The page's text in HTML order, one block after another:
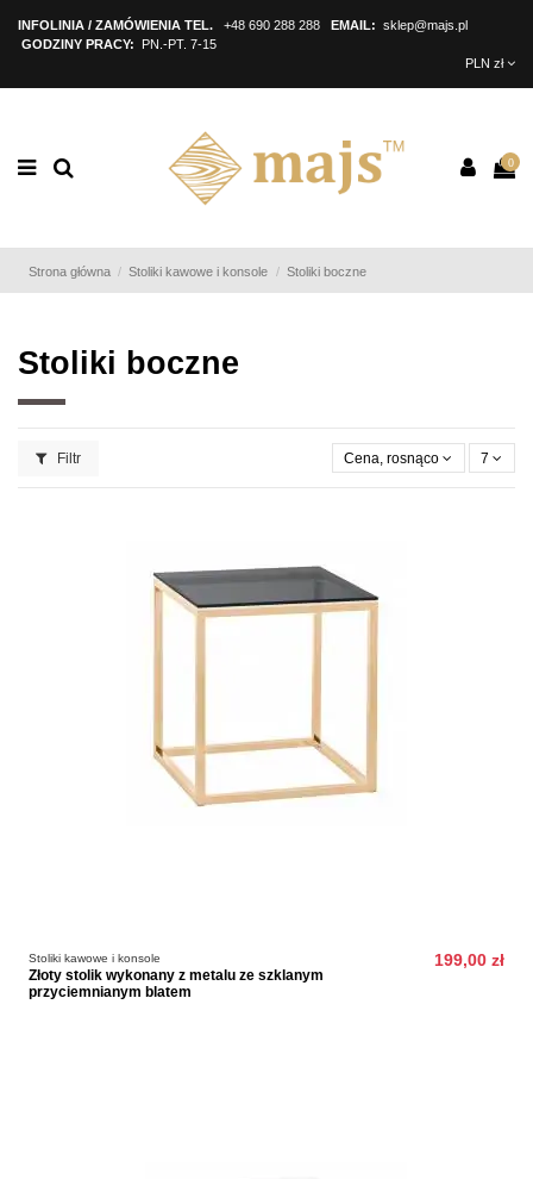
INFOLINIA / ZAMÓWIENIA TEL. +48 690 288 288 EMAIL: sklep@majs.pl
GODZINY PRACY: PN.-PT. 7-15
PLN zł
0
Strona główna Stoliki kawowe i konsole Stoliki boczne
Stoliki boczne
Filtr Cena, rosnąco 7
Stoliki kawowe i konsole
Złoty stolik wykonany z metalu ze szklanym
przyciemnianym blatem
199,00 zł